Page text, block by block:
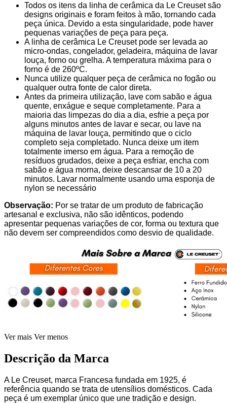
Todos os itens da linha de cerâmica da Le Creuset são
designs originais e foram feitos à mão, tornando cada
peça única. Devido a esta singularidade, pode haver
pequenas variações de peça para peça.
A linha de cerâmica Le Creuset pode ser levada ao
micro-ondas, congelador, geladeira, máquina de lavar
louça, forno ou grelha. A temperatura máxima para o
forno é de 260ºC.
Nunca utilize qualquer peça de cerâmica no fogão ou
qualquer outra fonte de calor direta.
Antes da primeira utilização, lave com sabão e água
quente, enxágue e seque completamente. Para a
maioria das limpezas do dia a dia, esfrie a peça por
alguns minutos antes de lavar e secar, ou lave na
máquina de lavar louça, permitindo que o ciclo
completo seja completado. Nunca deixe um item
totalmente imerso em água. Para a remoção de
resíduos grudados, deixe a peça esfriar, encha com
sabão e água morna, deixe descansar de 10 a 20
minutos. Lavar normalmente usando uma esponja de
nylon se necessário
Observação: Por se tratar de um produto de fabricação
artesanal e exclusiva, não são idênticos, podendo
apresentar pequenas variações de cor, forma ou textura que
não devem ser compreendidos como desvio de qualidade.
Ver mais Ver menos
Descrição da Marca
A Le Creuset, marca Francesa fundada em 1925, é
referência quando se trata de utensílios domésticos. Cada
peça é um exemplar único que une tradição e design.